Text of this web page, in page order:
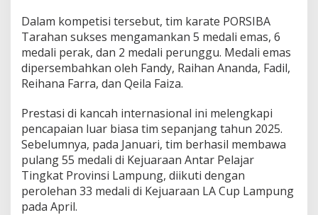
A
s
a
m
R
a
h
1
3
M
e
d
a
Dalam kompetisi tersebut, tim karate PORSIBA
Tarahan sukses mengamankan 5 medali emas, 6
medali perak, dan 2 medali perunggu. Medali emas
dipersembahkan oleh Fandy, Raihan Ananda, Fadil,
Reihana Farra, dan Qeila Faiza.
Prestasi di kancah internasional ini melengkapi
pencapaian luar biasa tim sepanjang tahun 2025.
Sebelumnya, pada Januari, tim berhasil membawa
pulang 55 medali di Kejuaraan Antar Pelajar
Tingkat Provinsi Lampung, diikuti dengan
perolehan 33 medali di Kejuaraan LA Cup Lampung
pada April.